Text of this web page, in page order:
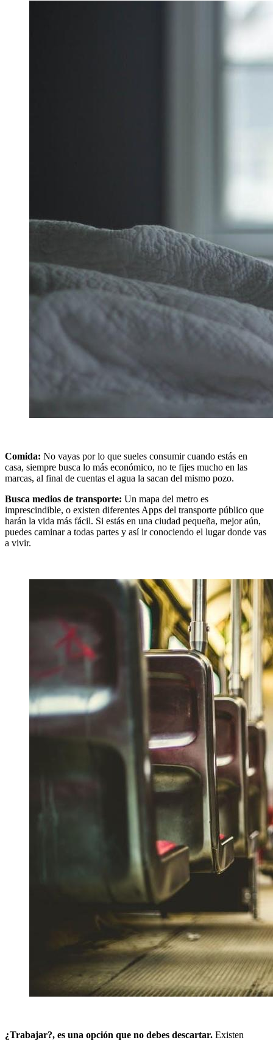
Comida: No vayas por lo que sueles consumir cuando estás en
casa, siempre busca lo más económico, no te fijes mucho en las
marcas, al final de cuentas el agua la sacan del mismo pozo.
Busca medios de transporte: Un mapa del metro es
imprescindible, o existen diferentes Apps del transporte público que
harán la vida más fácil. Si estás en una ciudad pequeña, mejor aún,
puedes caminar a todas partes y así ir conociendo el lugar donde vas
a vivir.
¿Trabajar?, es una opción que no debes descartar. Existen